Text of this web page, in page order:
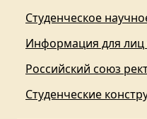
Студенческое
Информация для лиц
Российский союз
Студенческие